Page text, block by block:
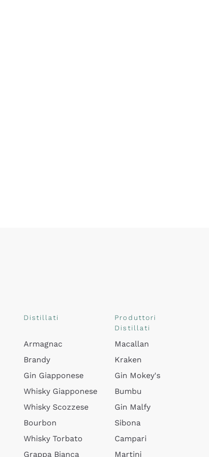
Distillati
Armagnac
Brandy
Gin Giapponese
Whisky Giapponese
Whisky Scozzese
Bourbon
Whisky Torbato
Grappa Bianca
Produttori
Distillati
Macallan
Kraken
Gin Mokey's
Bumbu
Gin Malfy
Sibona
Campari
Martini